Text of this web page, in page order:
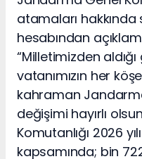
atamaları
hesabından
“Milletimizden aldığı
vatanımızın her
kahraman
değişimi hayırlı
Komutanlığı 2026
kapsamında; bin